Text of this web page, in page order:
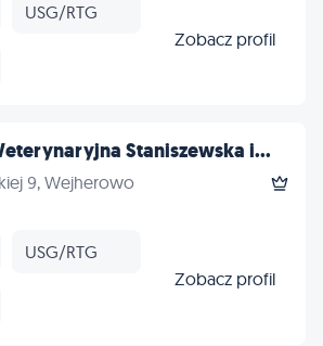
USG/RTG
Zobacz profil
Staniszewska i...
9, Wejherowo
USG/RTG
Zobacz profil